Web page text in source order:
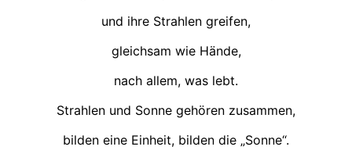
und ihre Strahlen greifen,
gleichsam wie Hände,
nach allem, was lebt.
Strahlen und Sonne gehören zusammen,
bilden eine Einheit, bilden die „Sonne“.